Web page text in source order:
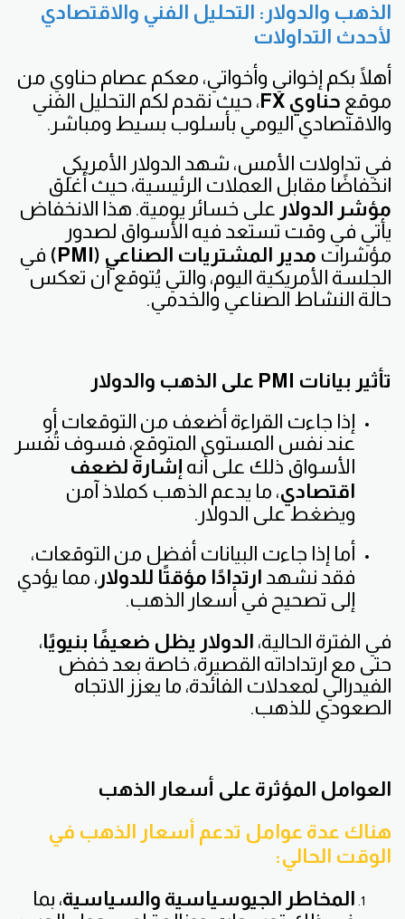
الذهب والدولار: التحليل الفني والاقتصادي
لأحدث التداولات
أهلًا بكم إخواني وأخواتي، معكم عصام حناوي من
موقع حناوي FX
، حيث نقدم لكم التحليل الفني
والاقتصادي اليومي بأسلوب بسيط ومباشر.
في تداولات الأمس، شهد الدولار الأمريكي
انخفاضًا مقابل العملات الرئيسية، حيث أغلق
مؤشر الدولار على خسائر يومية. هذا الانخفاض
يأتي في وقت تستعد فيه الأسواق لصدور
مؤشرات مدير المشتريات الصناعي (PMI)
في
الجلسة الأمريكية اليوم، والتي يُتوقع أن تعكس
حالة النشاط الصناعي والخدمي.
تأثير بيانات PMI على الذهب والدولار
إذا جاءت القراءة أضعف من التوقعات أو
عند نفس المستوى المتوقع، فسوف تُفسر
الأسواق ذلك على أنه إشارة لضعف
اقتصادي، ما يدعم الذهب كملاذ آمن
ويضغط على الدولار.
أما إذا جاءت البيانات أفضل من التوقعات،
فقد نشهد ارتدادًا مؤقتًا للدولار ، مما يؤدي
إلى تصحيح في أسعار الذهب.
في الفترة الحالية، الدولار يظل ضعيفًا بنيويًا،
حتى مع ارتداداته القصيرة، خاصة بعد خفض
الفيدرالي لمعدلات الفائدة، ما يعزز الاتجاه
الصعودي للذهب.
العوامل المؤثرة على أسعار الذهب
هناك عدة عوامل تدعم أسعار الذهب في
الوقت الحالي:
المخاطر الجيوسياسية والسياسية، بما